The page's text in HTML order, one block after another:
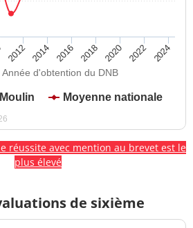
Année d'obtention du DNB
Moyenne nationale
2012 2014 2016 2018 2020 2022 2024
réussite avec mention au brevet est le
plus élevé
de sixième